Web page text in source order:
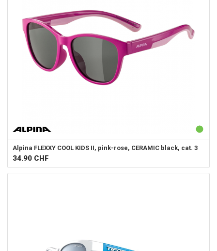
Alpina FLEXXY COOL KIDS II, pink-rose, CERAMIC black, cat. 3
34.90 CHF